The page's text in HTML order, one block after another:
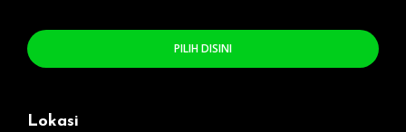
PILIH DISINI
Lokasi